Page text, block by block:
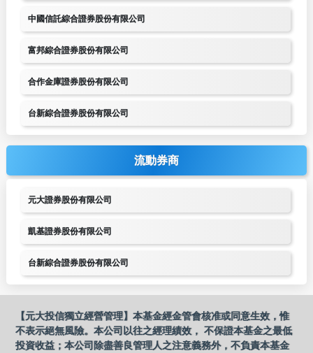
中國信託綜合證券股份有限公司
富邦綜合證券股份有限公司
合作金庫證券股份有限公司
台新綜合證券股份有限公司
流動券商
元大證券股份有限公司
凱基證券股份有限公司
台新綜合證券股份有限公司
【元大投信獨立經營管理】本基金經金管會核准或同意生效，惟
不表示絕無風險。本公司以往之經理績效， 不保證本基金之最低
投資收益；本公司除盡善良管理人之注意義務外，不負責本基金